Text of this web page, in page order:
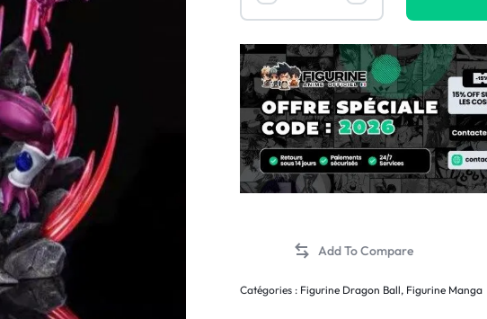
Catégories : Figurine Dragon Ball, Figurine Manga